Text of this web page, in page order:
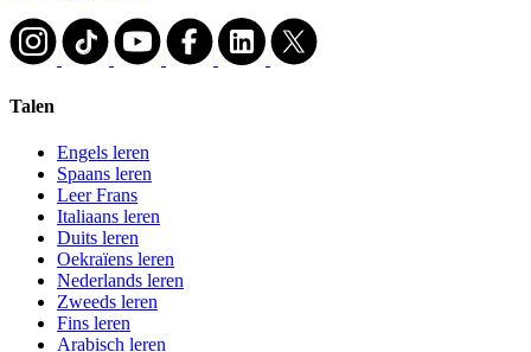
Talen
Engels leren
Spaans leren
Leer Frans
Italiaans leren
Duits leren
Oekraïens leren
Nederlands leren
Zweeds leren
Fins leren
Arabisch leren